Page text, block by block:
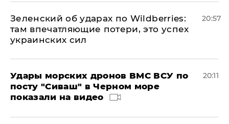
Зеленский об ударах по Wildberries:
там впечатляющие потери, это успех
украинских сил
20:57
Удары морских дронов ВМС ВСУ по
посту "Сиваш" в Черном море
показали на видео
20:11